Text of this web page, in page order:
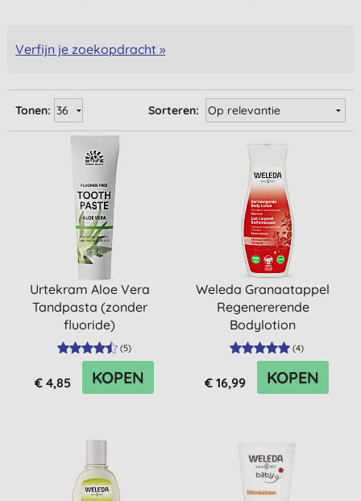
Verfijn je zoekopdracht »
Sorteren:
Tonen:
Urtekram Aloe Vera
Tandpasta (zonder
fluoride)
(5)
€ 4,85 KOPEN
Weleda Granaatappel
Regenererende
Bodylotion
(4)
€ 16,99 KOPEN